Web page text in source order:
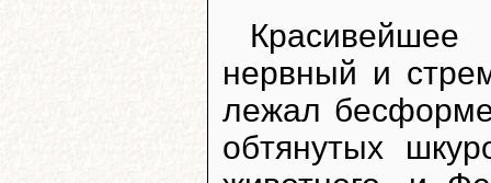
нервный и
лежал
обтянутых